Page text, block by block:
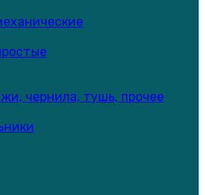
чернила, тушь, прочее